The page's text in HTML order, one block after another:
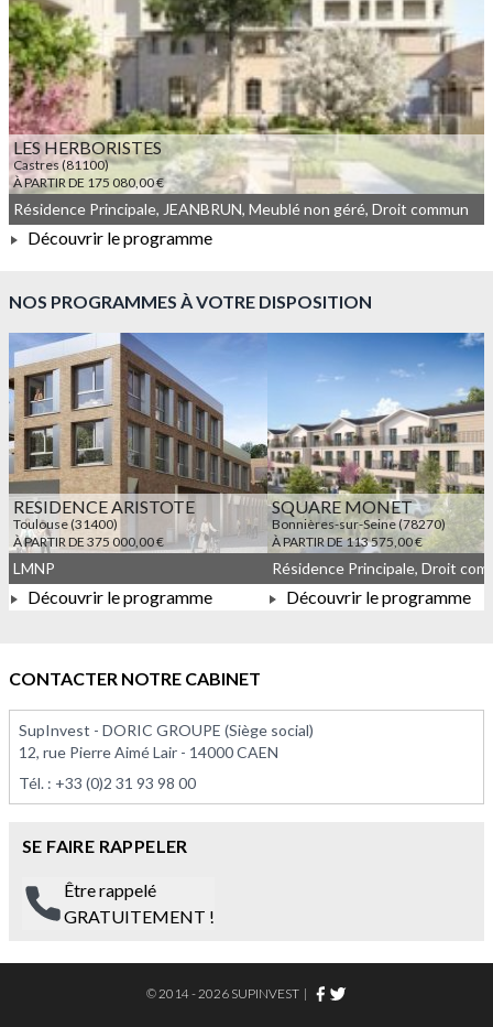
À PARTIR DE 112 000,00 €
LES HERBORISTES
Castres (81100)
À PARTIR DE 175 080,00 €
À PARTIR DE 175 080,00 €
Résidence Principale, JEANBRUN, Meublé non géré, Droit commun
Découvrir le programme
NOS PROGRAMMES À VOTRE DISPOSITION
RESIDENCE ARISTOTE
Toulouse (31400)
À PARTIR DE 375 000,00 €
À PARTIR DE 375 000,00 €
LMNP
Découvrir le programme
SQUARE MONET
Bonnières-sur-Seine (78270)
À PARTIR DE 113 575,00 €
Découvrir le programme
CONTACTER NOTRE CABINET
SupInvest - DORIC GROUPE (Siège social)
12, rue Pierre Aimé Lair - 14000 CAEN
Tél. : +33 (0)2 31 93 98 00
SE FAIRE RAPPELER
Être rappelé
GRATUITEMENT !
© 2014 - 2026 SUPINVEST |